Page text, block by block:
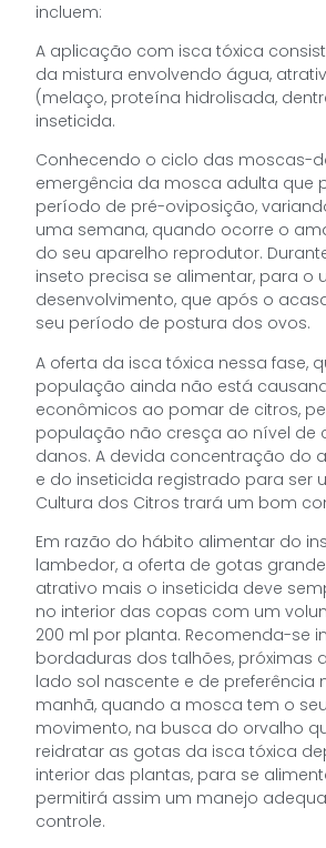
incluem:
A aplicação com isca tóxica
da mistura envolvendo água,
(melaço, proteína hidrolisada,
inseticida.
Conhecendo o ciclo das moscas-
emergência da mosca adulta que
período de pré-oviposição,
uma semana, quando ocorre o
do seu aparelho reprodutor.
inseto precisa se alimentar, para o
desenvolvimento, que após o
seu período de postura dos ovos.
A oferta da isca tóxica nessa fase,
população ainda não está
econômicos ao pomar de citros,
população não cresça ao nível de
danos. A devida concentração do
e do inseticida registrado para ser
Cultura dos Citros trará um bom
Em razão do hábito alimentar do
lambedor, a oferta de gotas
atrativo mais o inseticida deve
no interior das copas com um
200 ml por planta. Recomenda-se
bordaduras dos talhões, próximas
lado sol nascente e de preferência
manhã, quando a mosca tem o
movimento, na busca do orvalho
reidratar as gotas da isca tóxica
interior das plantas, para se
permitirá assim um manejo
controle.